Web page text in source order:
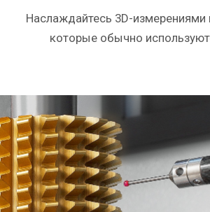
Наслаждайтесь 3D-измерениями
которые обычно